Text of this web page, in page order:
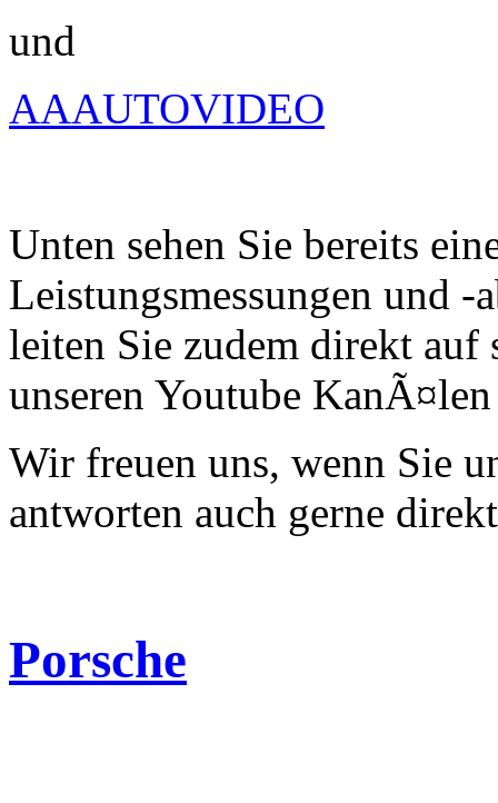
und
AAAUTOVIDEO
Unten sehen Sie bereits
Leistungsmessungen und -
leiten Sie zudem direkt auf
unseren Youtube
Wir freuen uns, wenn Sie
antworten auch gerne
Porsche